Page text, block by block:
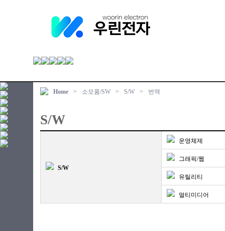
Home > 소모품/SW > S/W > 번역
S/W
S/W
운영체제
그래픽/웹
유틸리티
멀티미디어